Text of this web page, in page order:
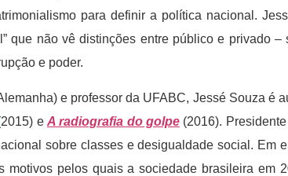
para definir a política nacional.
que não vê distinções entre público e privado
e poder.
e professor da UFABC, Jessé Souza é
e A radiografia do golpe(2016).
sobre classes e desigualdade social. Em
motivos pelos quais a sociedade brasileira em